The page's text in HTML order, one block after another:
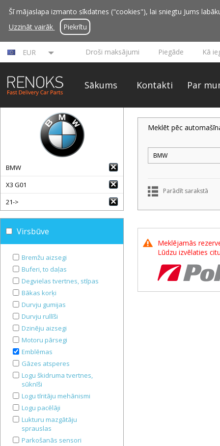
Šī mājaslapa izmanto sīkdatnes ("cookies"), lai sniegtu Jums
Uzzināt vairāk
Piekrītu
EUR Droši maksājumi Piegāde Kā
Sākums Kontakti Par
BMW
X3 G01
21->
Virsbūve
Bremžu aizsegi
Buferi, to daļas
Degvielas tvertnes, stīpas
Bākas korķi
Durvju gumijas
Durvju rullīši
Dzinēju aizsegi
Motoru pārsegi
Emblēmas
Gāzes atsperes
Logu škidruma tvertnes,
sūknīši
Logu tīritāju mehānismi
Logu pacēlāji
Lukturu mazgātāju
sprauslas
Parkošanās sensori
Meklēt pēc
Parādīt sarakstā
Meklējamās
Lūdzu izvēlaties